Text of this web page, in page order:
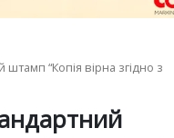
“Копія вірна згідно з